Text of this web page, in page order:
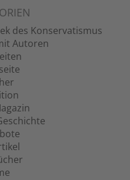
des Konservatismus
Autoren